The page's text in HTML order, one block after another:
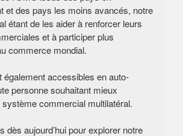
et des pays les moins avancés, notre
étant de les aider à renforcer leurs
et à participer plus
commerce mondial.
également accessibles en auto-
personne souhaitant mieux
commercial multilatéral.
dès aujourd’hui pour explorer notre